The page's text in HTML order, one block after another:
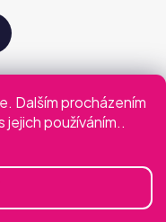
Dalším procházením
používáním..
Obchodní podmínky